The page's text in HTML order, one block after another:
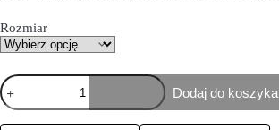
Rozmiar
Dodaj do koszyka